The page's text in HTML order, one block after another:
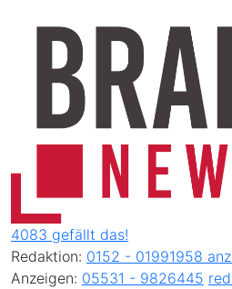
4083 gefällt das!
Redaktion: 0152 - 01991958
Anzeigen: 05531 - 9826445